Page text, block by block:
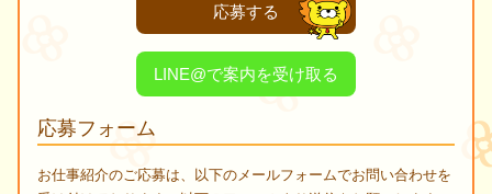
応募する
LINE@で案内を受け取る
応募フォーム
お仕事紹介のご応募は、以下のメールフォームでお問い合わせを